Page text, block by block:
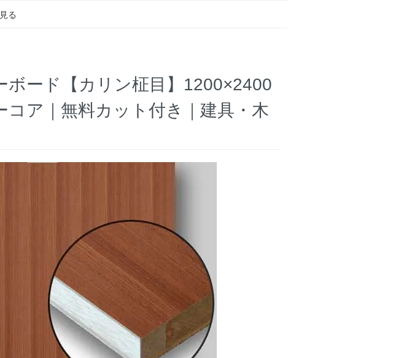
る
ボード【カリン柾目】1200×2400
コア｜無料カット付き｜建具・木